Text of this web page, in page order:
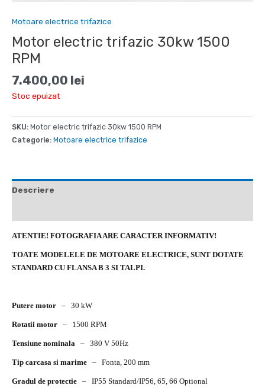
Motoare electrice trifazice
Motor electric trifazic 30kw 1500
RPM
7.400,00 lei
Stoc epuizat
SKU: Motor electric trifazic 30kw 1500 RPM
Categorie: Motoare electrice trifazice
Descriere
ATENTIE! FOTOGRAFIA ARE CARACTER INFORMATIV!
TOATE MODELELE DE MOTOARE ELECTRICE, SUNT DOTATE
STANDARD CU FLANSA B 3 SI TALPI.
Putere motor – 30 kW
Rotatii motor – 1500 RPM
Tensiune nominala – 380 V 50Hz
Tip carcasa si marime – Fonta, 200 mm
Gradul de protectie – IP55 Standard/IP56, 65, 66 Optional